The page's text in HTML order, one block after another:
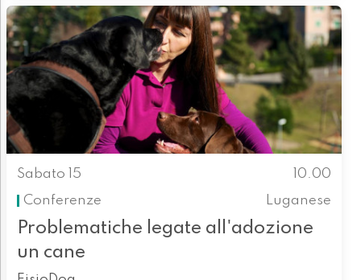
Sabato 15
10.00
Conferenze
Luganese
Problematiche legate all'adozione
un cane